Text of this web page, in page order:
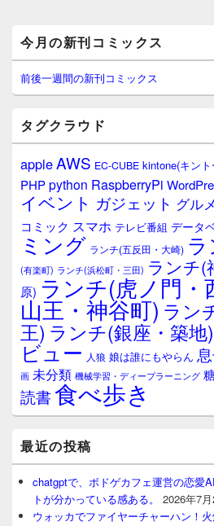
イ
ン
サ
イ
ウ
ィ
ジ
ェ
ア
今月の新刊コミックス
前後一週間の新刊コミックス
タグクラウド
appleAWS EC-CUBE kintone(キン
PHPpython RaspberryPi
イベント ガジェット グルメ
コミック スマホ テレビ番組 データ
ミング ランチ(五反田・大崎)
(有楽町) ランチ(浜松町・三田) ランチ(
原) ランチ(虎ノ門・
山王・神谷町) ラン
王) ランチ(銀座・築地)
ビュー 人狼 娘は誰にもやらん
画 未分類 機械学習・ディープラーニング
読書食べ歩き
最近の投稿
chatgptで、ボドゲカフェ運営の恋愛
トが分かっている感ある。
2026年7
ウォッカでファイヤーチャーハン！